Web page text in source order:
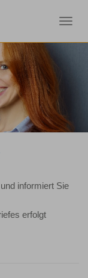
informiert Sie
erfolgt